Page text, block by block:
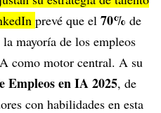
prevé que el 70% de
mayoría de los empleos
como motor central. A su
Empleos en IA 2025, de
con habilidades en esta